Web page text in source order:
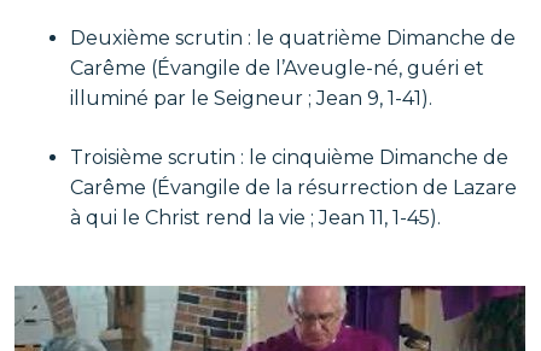
Deuxième scrutin : le quatrième Dimanche de
Carême (Évangile de l’Aveugle-né, guéri et
illuminé par le Seigneur ; Jean 9, 1-41).
Troisième scrutin : le cinquième Dimanche de
Carême (Évangile de la résurrection de Lazare
à qui le Christ rend la vie ; Jean 11, 1-45).